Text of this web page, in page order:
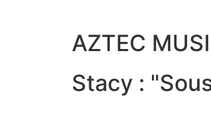
AZTEC
Stacy :